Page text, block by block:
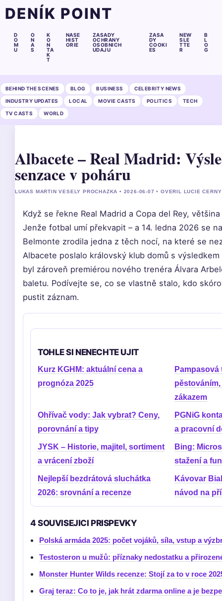
DENÍK POINT
D
O
M
U
O
N
A
S
K
O
N
TA
K
T
NASE
HIST
ORIE
ZASADY
OCHRANY
OSOBNICH
UDAJU
ZASA
DY
COOKI
ES
NEW
SLE
TTE
R
B
L
O
G
BEHIND THE SCENES BLOG BUSINESS CELEBRITY NEWS
INDUSTRY UPDATES LOCAL MOVIE CASTS POLITICS TECH
TV CASTS WORLD
Albacete – Real Madrid:
senzace v poháru
LUKAS MARTIN VESELY PROCHAZKA • 2026-06-07 • OVERIL LUCIE CERNY
Když se řekne Real Madrid a Copa del Rey,
Jenže fotbal umí překvapit – a 14. ledna 2026 se
Belmonte zrodila jedna z těch nocí, na které se
Albacete poslalo královský klub domů s
byl zároveň premiérou nového trenéra Álvara
baletu. Podívejte se, co se vlastně stalo, kdo
pustit záznam.
TOHLE SI NENECHTE UJIT
Kurz KGHM: aktuální cena a
prognóza 2025
zákazem
Ohřívač vody: Jak vybrat? Ceny,
porovnání a tipy
PGNiG
a pracovní
JYSK – Historie, majitel, sortiment
a vrácení zboží
Bing:
stažení a
Nejlepší bezdrátová sluchátka
2026: srovnání a recenze
Kávovar
návod na
4 SOUVISEJICI PRISPEVKY
Polská armáda 2025: počet vojáků, síla, vstup a
Testosteron u mužů: příznaky nedostatku a
Monster Hunter Wilds recenze: Stojí za to v roce
Graj teraz: Co to je, jak hrát zdarma online a je